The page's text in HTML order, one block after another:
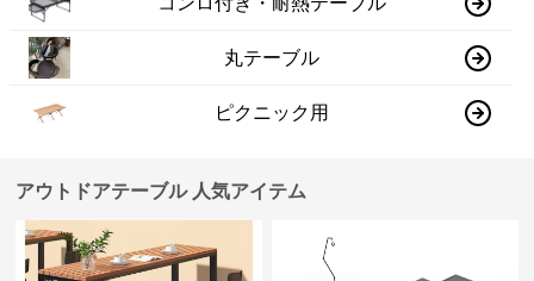
丸テーブル
ピクニック用
アウトドアテーブル 人気アイテム